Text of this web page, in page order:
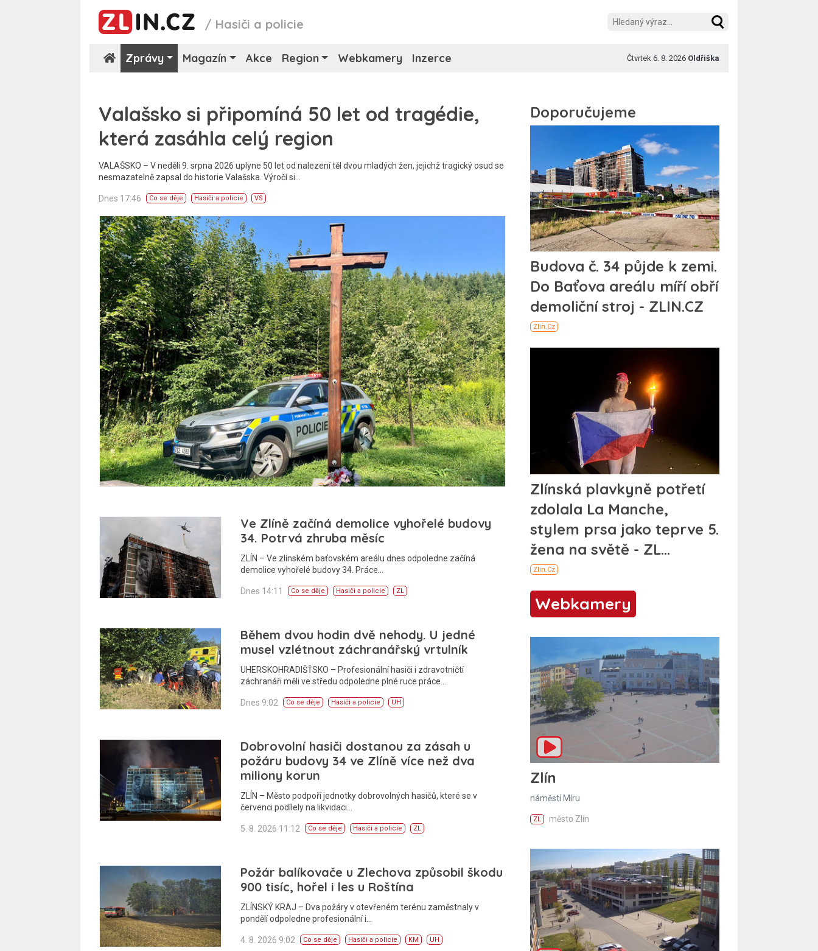
/ Hasiči a policie
Zprávy Magazín Akce Region Webkamery Inzerce Čtvrtek 6. 8. 2026 Oldřiška
Valašsko si připomíná 50 let od tragédie,
která zasáhla celý region
VALAŠSKO – V neděli 9. srpna 2026 uplyne 50 let od nalezení těl dvou mladých žen, jejichž tragický osud se
nesmazatelně zapsal do historie Valašska. Výročí si…
Dnes 17:46 Co se děje Hasiči a policie VS
Ve Zlíně začíná demolice vyhořelé budovy
34. Potrvá zhruba měsíc
ZLÍN – Ve zlínském baťovském areálu dnes odpoledne začíná
demolice vyhořelé budovy 34. Práce…
Dnes 14:11 Co se děje Hasiči a policie ZL
Během dvou hodin dvě nehody. U jedné
musel vzlétnout záchranářský vrtulník
UHERSKOHRADIŠŤSKO – Profesionální hasiči i zdravotničtí
záchranáři měli ve středu odpoledne plné ruce práce.…
Dnes 9:02 Co se děje Hasiči a policie UH
Dobrovolní hasiči dostanou za zásah u
požáru budovy 34 ve Zlíně více než dva
miliony korun
ZLÍN – Město podpoří jednotky dobrovolných hasičů, které se v
červenci podílely na likvidaci…
5. 8. 2026 11:12 Co se děje Hasiči a policie ZL
Požár balíkovače u Zlechova způsobil škodu
900 tisíc, hořel i les u Roštína
ZLÍNSKÝ KRAJ – Dva požáry v otevřeném terénu zaměstnaly v
pondělí odpoledne profesionální i…
4. 8. 2026 9:02 Co se děje Hasiči a policie KM UH
Webkamery
Zlín
náměstí Míru
ZL město Zlín